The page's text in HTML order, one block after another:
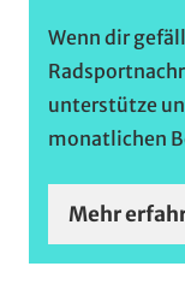
Wenn dir
unterstütze
monatlichen
Mehr